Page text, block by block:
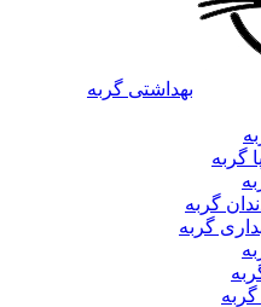
بهداشتی گربه
گربه
گربه
گربه